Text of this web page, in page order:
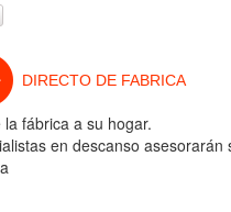
DIRECTO DE FABRICA
la fábrica a su hogar.
en descanso asesorarán